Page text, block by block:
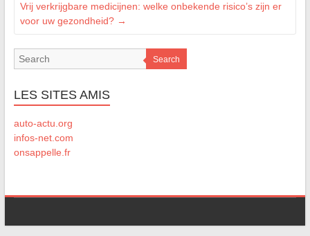
Vrij verkrijgbare medicijnen: welke onbekende risico’s zijn er
voor uw gezondheid? →
Search
LES SITES AMIS
auto-actu.org
infos-net.com
onsappelle.fr